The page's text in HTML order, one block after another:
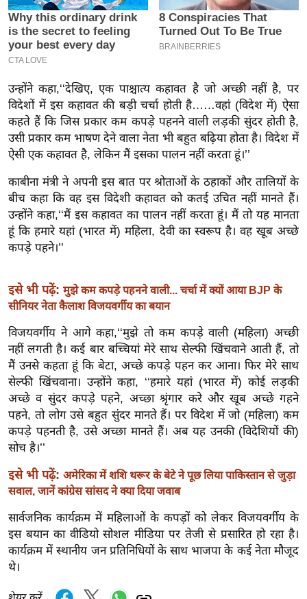
ई
-
पे
प
र
मि
सा
ल
बे
मि
सा
ल
श
य
त
यं
ग
इं
डि
या
सा
हि
त्य
ज
ग
त
ऑ
टो
व
उन्होंने कहा,‘‘देखिए, एक पाश्चात्य कहावत है जो अच्छी नहीं है, पर
विदेशों में इस कहावत की बड़ी चर्चा होती है……वहां (विदेश में) ऐसा
कहते हैं कि जिस प्रकार कम कपड़े पहनने वाली लड़की सुंदर होती है,
उसी प्रकार कम भाषण देने वाला नेता भी बहुत बढ़िया होता है। विदेश में
ऐसी एक कहावत है, लेकिन मैं इसका पालन नहीं करता हूं।’’
काबीना मंत्री ने अपनी इस बात पर श्रोताओं के ठहाकों और तालियों के
बीच कहा कि वह इस विदेशी कहावत को कतई उचित नहीं मानते हैं।
उन्होंने कहा,‘‘मैं इस कहावत का पालन नहीं करता हूं। मैं तो यह मानता
हूं कि हमारे यहां (भारत में) महिला, देवी का स्वरूप है। वह खूब अच्छे
कपड़े पहने।’’
इसे भी पढ़ें: मुझे कम कपड़े पहनने वाली... चर्चा में क्यों आया BJP के
सीनियर नेता कैलाश विजयवर्गीय का बयान
विजयवर्गीय ने आगे कहा,‘‘मुझे तो कम कपड़े वाली (महिला) अच्छी
नहीं लगती है। कई बार बच्चियां मेरे साथ सेल्फी खिंचवाने आती हैं, तो
मैं उनसे कहता हूं कि बेटा, अच्छे कपड़े पहन कर आना। फिर मेरे साथ
सेल्फी खिंचवाना। उन्होंने कहा, ‘‘हमारे यहां (भारत में) कोई लड़की
अच्छे व सुंदर कपड़े पहने, अच्छा श्रृंगार करे और खूब अच्छे गहने
पहने, तो लोग उसे बहुत सुंदर मानते हैं। पर विदेश में जो (महिला) कम
कपड़े पहनती है, उसे अच्छा मानते हैं। अब यह उनकी (विदेशियों की)
सोच है।’’
इसे भी पढ़ें: अमेरिका में शशि थरूर के बेटे ने पूछ लिया पाकिस्तान से जुड़ा
सवाल, जानें कांग्रेस सांसद ने क्या दिया जवाब
सार्वजनिक कार्यक्रम में महिलाओं के कपड़ों को लेकर विजयवर्गीय के
इस बयान का वीडियो सोशल मीडिया पर तेजी से प्रसारित हो रहा है।
कार्यक्रम में स्थानीय जन प्रतिनिधियों के साथ भाजपा के कई नेता मौजूद
थे।